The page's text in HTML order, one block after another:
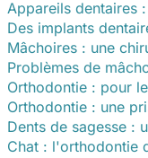
Appareils dentaires
Des implants
Mâchoires : une
Problèmes de
Orthodontie : pour
Orthodontie : une
Dents de sagesse :
Chat : l'orthodontie